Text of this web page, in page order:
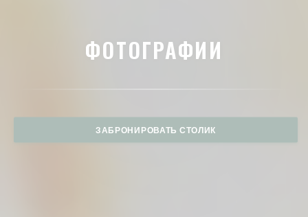
ФОТОГРАФИИ
ЗАБРОНИРОВАТЬ СТОЛИК